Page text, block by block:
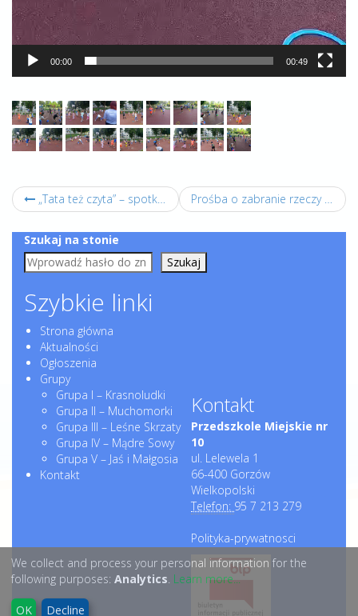
00:00 00:49
„Tata też czyta” – spotkanie czytelnicze w bibliotece o emocjach i bezpieczeństwie. Prośba o zabranie rzeczy z szafek.
Szukaj na stonie
Szukaj
Szybkie linki
Strona główna
Aktualności
Ogłoszenia
Grupy
Grupa I – Krasnoludki
Grupa II – Muchomorki
Grupa III – Leśne Skrzaty
Grupa IV – Mądre Sowy
Grupa V – Jaś i Małgosia
Kontakt
Kontakt
Przedszkole Miejskie nr
10
ul. Lelewela 1
66-400 Gorzów
Wielkopolski
Telefon: 95 7 213 279
Polityka-prywatnosci
We collect and process your personal information for the
following purposes: Analytics. Learn more...
OK Decline